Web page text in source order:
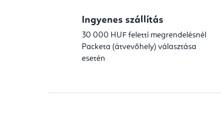
Ingyenes szállítás
30 000 HUF feletti megrendelésnél
Packeta (átvevőhely) választása
esetén